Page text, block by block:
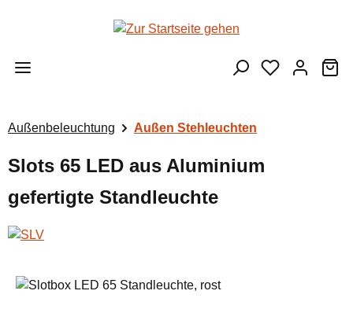
Zum Hauptinhalt springen
Außenbeleuchtung Außen Stehleuchten
Slots 65 LED aus Aluminium
gefertigte Standleuchte
Bildergalerie überspringen